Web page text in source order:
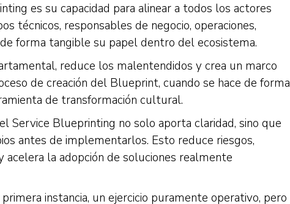
es su capacidad para alinear a todos los actores
técnicos, responsables de negocio, operaciones,
forma tangible su papel dentro del ecosistema.
reduce los malentendidos y crea un marco
de creación del Blueprint, cuando se hace de forma
de transformación cultural.
Service Blueprinting no solo aporta claridad, sino que
antes de implementarlos. Esto reduce riesgos,
la adopción de soluciones realmente
instancia, un ejercicio puramente operativo, pero